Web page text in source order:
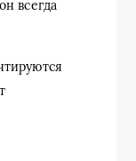
всегда